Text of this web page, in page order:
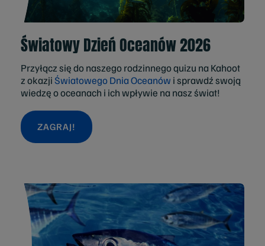
Światowy Dzień Oceanów 2026
Przyłącz się do naszego rodzinnego quizu na Kahoot
z okazjiŚwiatowego Dnia Oceanów i sprawdź swoją
wiedzę o oceanach i ich wpływie na nasz świat!
ZAGRAJ!